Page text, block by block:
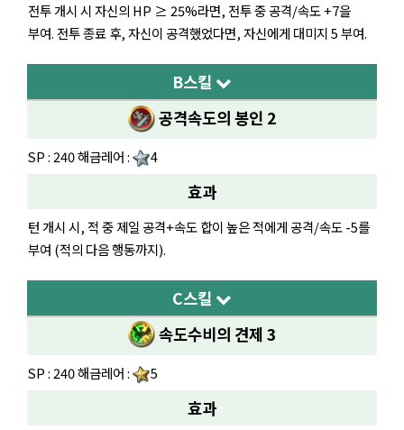
전투 개시 시 자신의 HP ≥ 25%라면, 전투 중 공격/속도 +7을
부여. 전투 종료 후, 자신이 공격했었다면, 자신에게 대미지 5 부여.
B스킬
공격속도의 봉인 2
SP : 240 해금레어 : 4
효과
턴 개시 시, 적 중 제일 공격+속도 합이 높은 적에게 공격/속도 -5를
부여 (적의 다음 행동까지).
C스킬
속도수비의 견제 3
SP : 240 해금레어 : 5
효과